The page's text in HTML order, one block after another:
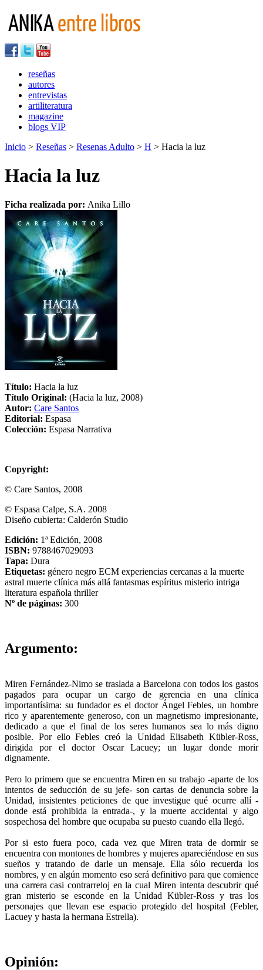
reseñas
autores
entrevistas
artiliteratura
magazine
blogs VIP
Inicio > Reseñas > Resenas Adulto > H > Hacia la luz
Hacia la luz
Ficha realizada por: Anika Lillo
Título: Hacia la luz
Título Original: (Hacia la luz, 2008)
Autor: Care Santos
Editorial: Espasa
Colección: Espasa Narrativa
Copyright:
© Care Santos, 2008
© Espasa Calpe, S.A. 2008
Diseño cubierta: Calderón Studio
Edición: 1ª Edición, 2008
ISBN: 9788467029093
Tapa: Dura
Etiquetas: género negro ECM experiencias cercanas a la muerte
astral muerte clínica más allá fantasmas espíritus misterio intriga
literatura española thriller
Nº de páginas: 300
Argumento:
Miren Fernández-Nimo se traslada a Barcelona con todos los gastos
pagados para ocupar un cargo de gerencia en una clínica
importantísima: su fundador es el doctor Ángel Febles, un hombre
rico y aparentemente generoso, con un magnetismo impresionante,
dedicado a que el final de los seres humanos sea lo más digno
posible. Por ello Febles creó la Unidad Elisabeth Kübler-Ross,
dirigida por el doctor Oscar Lacuey; un lugar donde morir
dignamente.
Pero lo primero que se encuentra Miren en su trabajo -aparte de los
intentos de seducción de su jefe- son cartas de denuncia sobre la
Unidad, insistentes peticiones de que investigue qué ocurre allí -
donde está prohibida la entrada-, y la muerte accidental y algo
sospechosa del hombre que ocupaba su puesto cuando ella llegó.
Por si esto fuera poco, cada vez que Miren trata de dormir se
encuentra con montones de hombres y mujeres apareciéndose en sus
sueños y tratando de darle un mensaje. Ella sólo recuerda los
nombres, y en algún momento eso será definitivo para que comience
una carrera casi contrarreloj en la cual Miren intenta descubrir qué
gran misterio se esconde en la Unidad Kübler-Ross y tras los
personajes que llevan ese espacio protegido del hospital (Febler,
Lacuey y hasta la hermana Estrella).
Opinión: